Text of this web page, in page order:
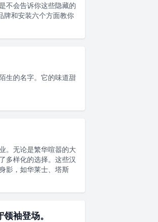
不会告诉你这些隐藏的
牌和安装六个方面教你
生的名字。它的味道甜
。无论是繁华喧嚣的大
多样化的选择。这些汉
影，如华莱士、塔斯
袖登场。